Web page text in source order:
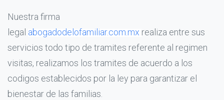
Nuestra firma
legal abogadodelofamiliar.com.mx realiza entre sus
servicios todo tipo de tramites referente al regimen
visitas, realizamos los tramites de acuerdo a los
codigos establecidos por la ley para garantizar el
bienestar de las familias.